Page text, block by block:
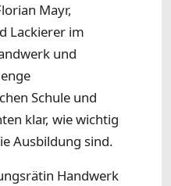
Mayr,
Lackierer im
und
Schule und
klar, wie wichtig
Ausbildung sind.
Handwerk